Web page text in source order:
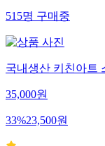
515명 구매중
국내생산 키친아트
35,000원
33%23,500원